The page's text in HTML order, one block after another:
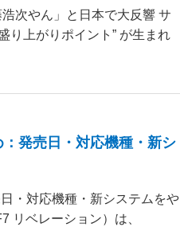
次やん」と日本で大反響 サ
り上がりポイント” が生まれ
発売日・対応機種・新シ
・対応機種・新システムをや
リベレーション）は、